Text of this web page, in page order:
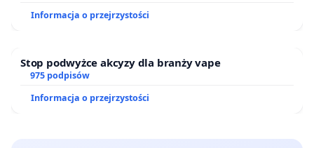
Informacja o przejrzystości
Stop podwyżce akcyzy dla branży vape
975 podpisów
Informacja o przejrzystości